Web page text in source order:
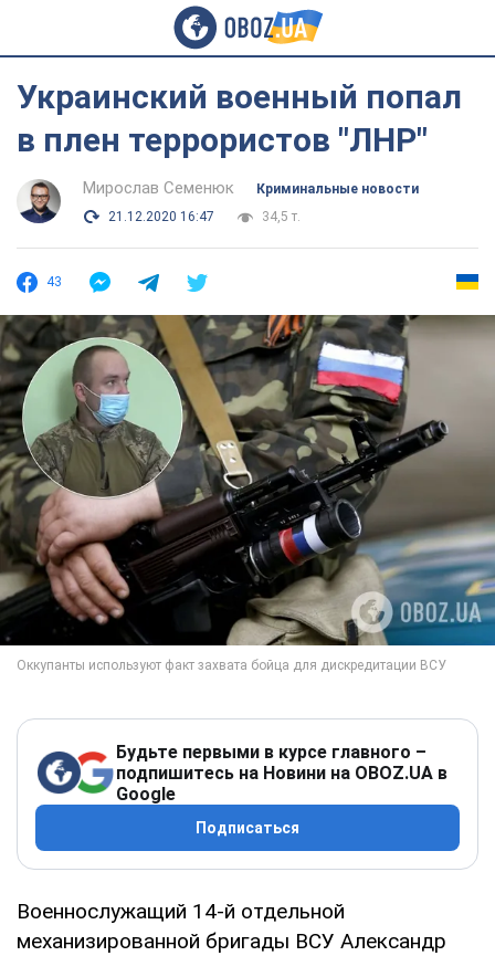
Украинский военный попал
в плен террористов "ЛНР"
Мирослав Семенюк
Криминальные новости
21.12.2020 16:47
34,5 т.
43
Будьте первыми в курсе главного –
подпишитесь на Новини на OBOZ.UA в
Google
Подписаться
Военнослужащий 14-й отдельной
механизированной бригады ВСУ Александр